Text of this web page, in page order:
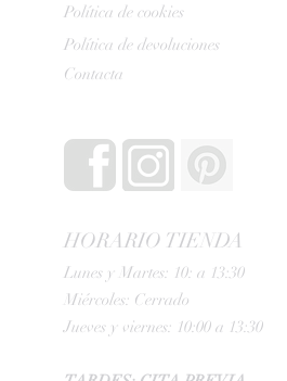
Política de cookies
Política de devoluciones
Contacta
HORARIO TIENDA
Lunes y Martes: 10: a 13:30
Miércoles: Cerrado
Jueves y viernes: 10:00 a 13:30